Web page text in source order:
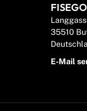
35510
E-Mail